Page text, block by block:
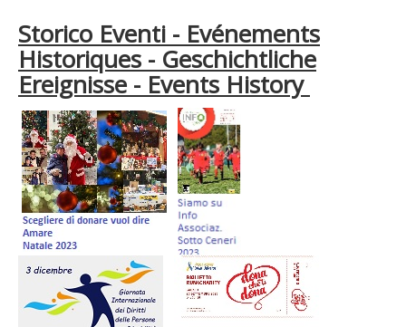
Storico Eventi - Evénements
Historiques - Geschichtliche
Ereignisse - Events History